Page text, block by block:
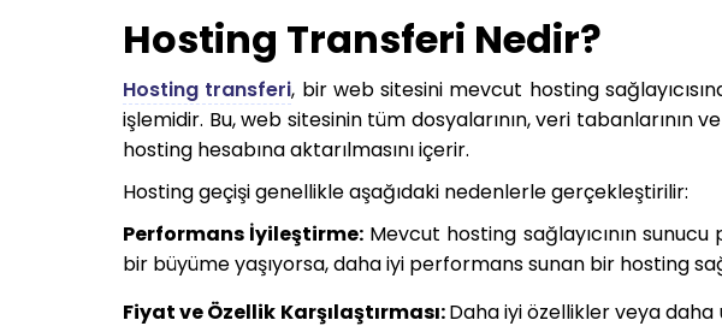
Hosting Transferi Nedir?
Hosting transferi, bir web sitesini mevcut hosting
işlemidir. Bu, web sitesinin tüm dosyalarının, veri tabanlarının
hosting hesabına aktarılmasını içerir.
Hosting geçişi genellikle aşağıdaki nedenlerle gerçekleştirilir:
Performans İyileştirme: Mevcut hosting sağlayıcının
bir büyüme yaşıyorsa, daha iyi performans sunan bir hosting
Fiyat ve Özellik Karşılaştırması:Daha iyi özellikler veya